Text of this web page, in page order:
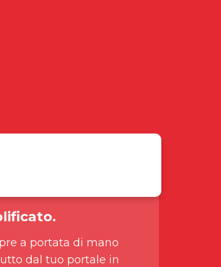
a portata di mano
dal tuo portale in